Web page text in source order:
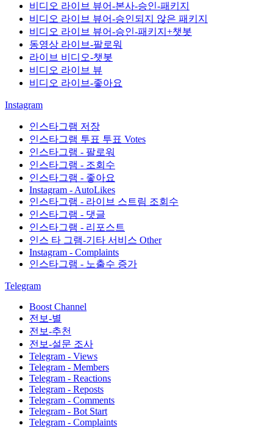
비디오 라이브 뷰어-본사-승인-패키지
비디오 라이브 뷰어-승인되지 않은 패키지
비디오 라이브 뷰어-승인-패키지+챗봇
동영상 라이브-팔로워
라이브 비디오-챗봇
비디오 라이브 뷰
비디오 라이브-좋아요
Instagram
인스타그램 저장
인스타그램 투표 투표 Votes
인스타그램 - 팔로워
인스타그램 - 조회수
인스타그램 - 좋아요
Instagram - AutoLikes
인스타그램 - 라이브 스트림 조회수
인스타그램 - 댓글
인스타그램 - 리포스트
인스 타 그램-기타 서비스 Other
Instagram - Complaints
인스타그램 - 노출수 증가
Telegram
Boost Channel
전보-별
전보-추천
전보-설문 조사
Telegram - Views
Telegram - Members
Telegram - Reactions
Telegram - Reposts
Telegram - Comments
Telegram - Bot Start
Telegram - Complaints